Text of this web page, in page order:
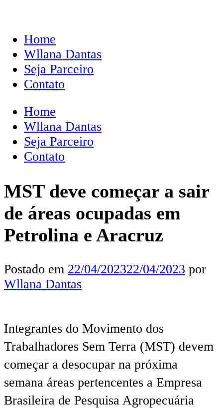
Home
Wllana Dantas
Seja Parceiro
Contato
Home
Wllana Dantas
Seja Parceiro
Contato
MST deve começar a sair
de áreas ocupadas em
Petrolina e Aracruz
Postado em 22/04/202322/04/2023 por
Wllana Dantas
Integrantes do Movimento dos
Trabalhadores Sem Terra (MST) devem
começar a desocupar na próxima
semana áreas pertencentes a Empresa
Brasileira de Pesquisa Agropecuária